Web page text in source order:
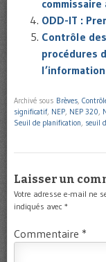
commissaire
ODD-IT :
Contrôle
procédures
Archivé sous Brèves,
significatif, NEP, NEP 320,
Seuil de planification, seuil
Laisser un
Votre adresse e-mail ne
indiqués avec *
Commentaire *